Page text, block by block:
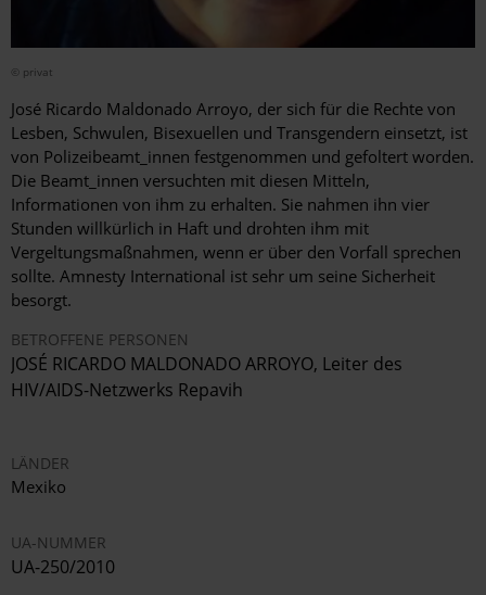
© privat
José Ricardo Maldonado Arroyo, der sich für die Rechte von
Lesben, Schwulen, Bisexuellen und Transgendern einsetzt, ist
von Polizeibeamt_innen festgenommen und gefoltert worden.
Die Beamt_innen versuchten mit diesen Mitteln,
Informationen von ihm zu erhalten. Sie nahmen ihn vier
Stunden willkürlich in Haft und drohten ihm mit
Vergeltungsmaßnahmen, wenn er über den Vorfall sprechen
sollte. Amnesty International ist sehr um seine Sicherheit
besorgt.
BETROFFENE PERSONEN
JOSÉ RICARDO MALDONADO ARROYO, Leiter des
HIV/AIDS-Netzwerks Repavih
LÄNDER
Mexiko
UA-NUMMER
UA-250/2010